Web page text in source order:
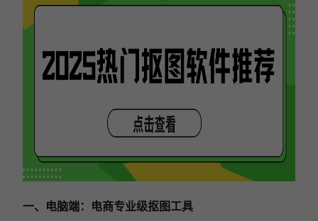
一、电脑端：电商专业级抠图工具